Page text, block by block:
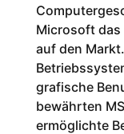
Microsoft das
auf den
grafische
bewährten
ermöglichte